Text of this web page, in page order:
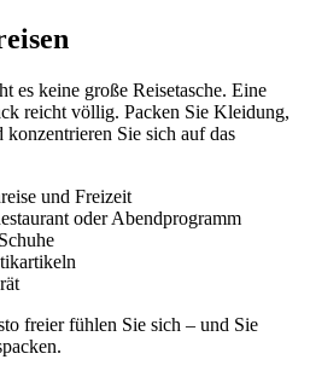
es keine große Reisetasche. Eine
reicht völlig. Packen Sie Kleidung,
Sie sich auf das
und Freizeit
oder Abendprogramm
freier fühlen Sie sich – und Sie